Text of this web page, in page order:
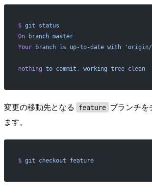
$ git status
On branch master
Your branch is up-to-date with 'origin/
nothing to commit, working tree clean
変更の移動先となる feature ブランチを
ます。
$ git checkout feature